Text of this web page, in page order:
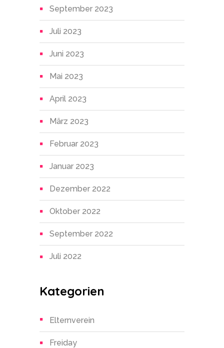
September 2023
Juli 2023
Juni 2023
Mai 2023
April 2023
März 2023
Februar 2023
Januar 2023
Dezember 2022
Oktober 2022
September 2022
Juli 2022
Kategorien
Elternverein
Freiday